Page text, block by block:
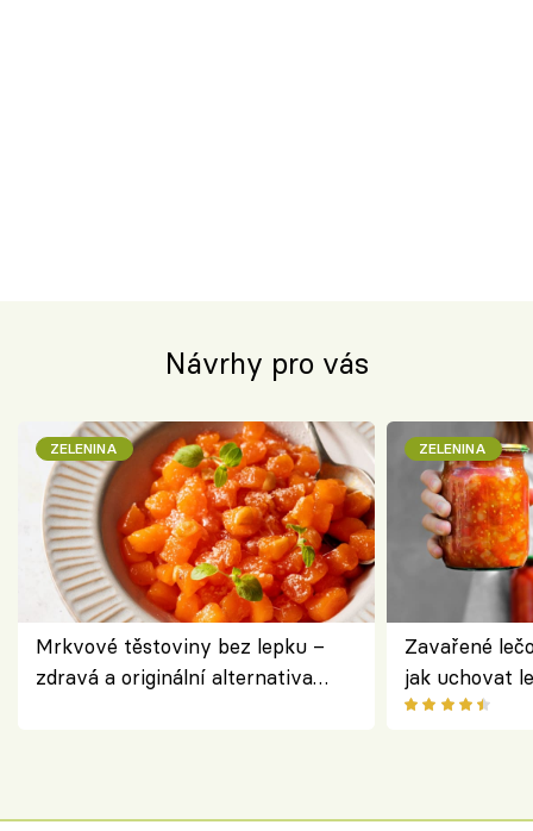
Návrhy pro vás
ZELENINA
Mrkvové těstoviny bez lepku –
zdravá a originální alternativa
ZELENINA
Zavařené
jak uchovat